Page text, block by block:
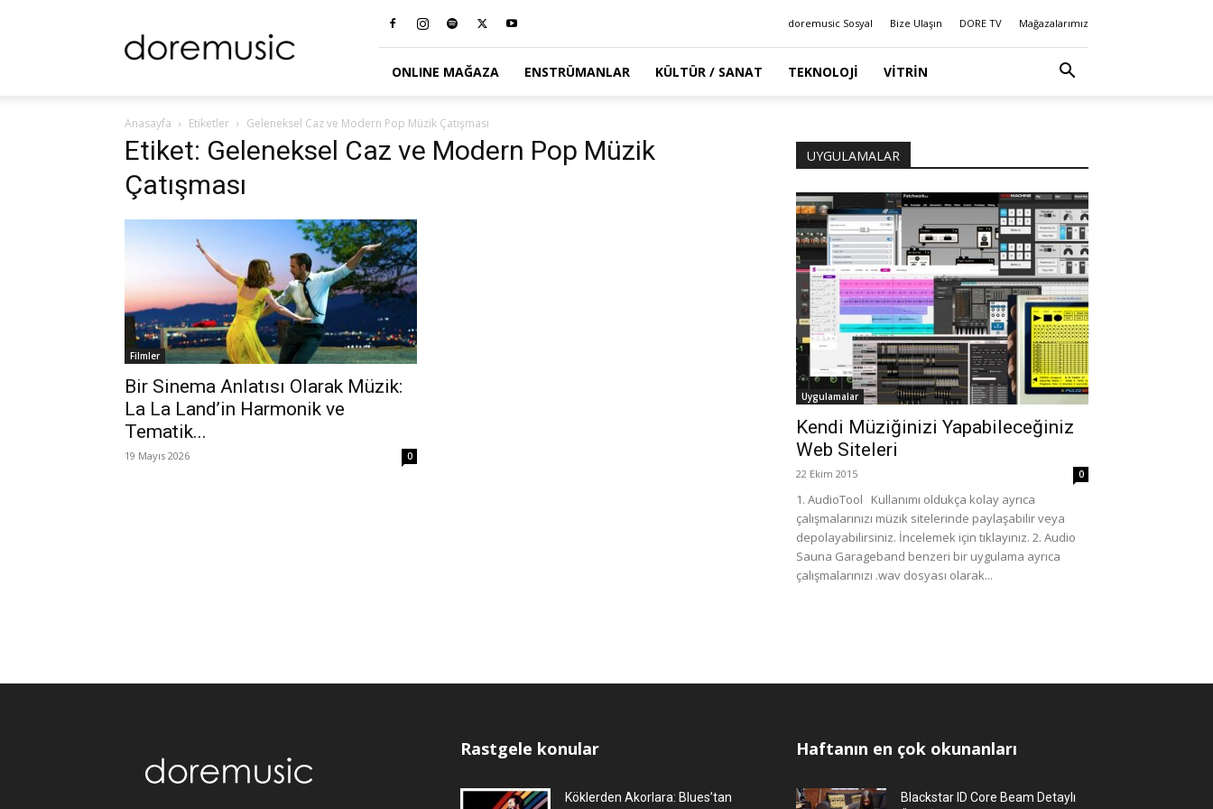
Blog
doremusic Sosyal Bize Ulaşın DORE TV Mağazalarımız
ONLINE MAĞAZA ENSTRÜMANLAR KÜLTÜR / SANAT TEKNOLOJI VITRIN
Anasayfa Etiketler Geleneksel Caz ve Modern Pop Müzik Çatışması
Etiket: Geleneksel Caz ve Modern Pop Müzik
Çatışması
Filmler
Bir Sinema Anlatısı Olarak Müzik:
La La Land’in Harmonik ve
Tematik...
19 Mayıs 2026 0
UYGULAMALAR
Uygulamalar
Kendi Müziğinizi Yapabileceğiniz
Web Siteleri
22 Ekim 2015 0
1. AudioTool Kullanımı oldukça kolay ayrıca
çalışmalarınızı müzik sitelerinde paylaşabilir veya
depolayabilirsiniz. İncelemek için tıklayınız. 2. Audio
Sauna Garageband benzeri bir uygulama ayrıca
çalışmalarınızı .wav dosyası olarak...
Rastgele konular
Köklerden Akorlara: Blues’tan
Haftanın en çok okunanları
Blackstar ID Core Beam Detaylı